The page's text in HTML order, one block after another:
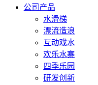
公司产品
水滑梯
漂流造浪
互动戏水
欢乐水寨
四季乐园
研发创新